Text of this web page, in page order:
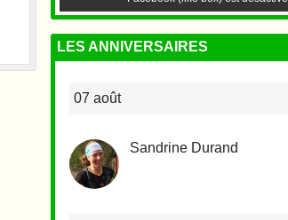
LES ANNIVERSAIRES
07 août
Sandrine Durand